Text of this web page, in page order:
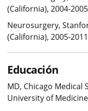
(California), 2004-2005
Neurosurgery,
(California), 2005-2011
Educación
MD, Chicago Medical
University of